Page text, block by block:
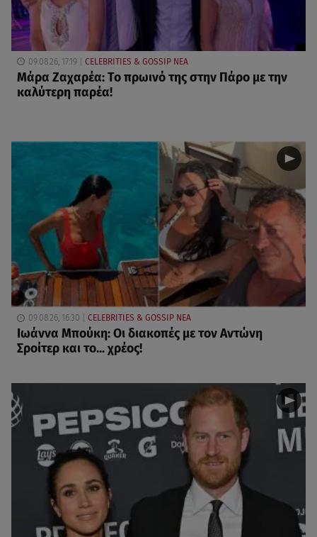
09.08.26, 17:19 CELEBRITIES & GOSSIP ΝΕΑ
Μάρα Ζαχαρέα: Το πρωινό της στην Πάρο με την
καλύτερη παρέα!
09.08.26, 16:30 CELEBRITIES & GOSSIP ΝΕΑ
Ιωάννα Μπούκη: Οι διακοπές με τον Αντώνη
Σροίτερ και το... χρέος!